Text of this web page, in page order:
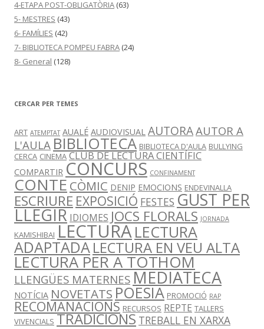
4-ETAPA POST-OBLIGATÒRIA (63)
5- MESTRES (43)
6- FAMÍLIES (42)
7- BIBLIOTECA POMPEU FABRA (24)
8- General (128)
CERCAR PER TEMES
ART ATEMPTAT AUALÉ AUDIOVISUAL AUTORAAUTOR A
L'AULA BIBLIOTECA BIBLIOTECA D'AULA BULLYING
CERCA CINEMA CLUB DE LECTURA CIENTÍFIC
COMPARTIR CONCURS CONFINAMENT
CONTECÒMIC DENIP EMOCIONS ENDEVINALLA
ESCRIURE EXPOSICIÓ FESTES GUST PER
LLEGIR IDIOMES JOCS FLORALS JORNADA
KAMISHIBAI LECTURALECTURA
ADAPTADALECTURA EN VEU ALTA
LECTURA PER A TOTHOM
LLENGÜES MATERNESMEDIATECA
NOTÍCIA NOVETATS POESIA PROMOCIÓ RAP
RECOMANACIONS RECURSOS REPTE TALLERS
VIVENCIALS TRADICIONS TREBALL EN XARXA